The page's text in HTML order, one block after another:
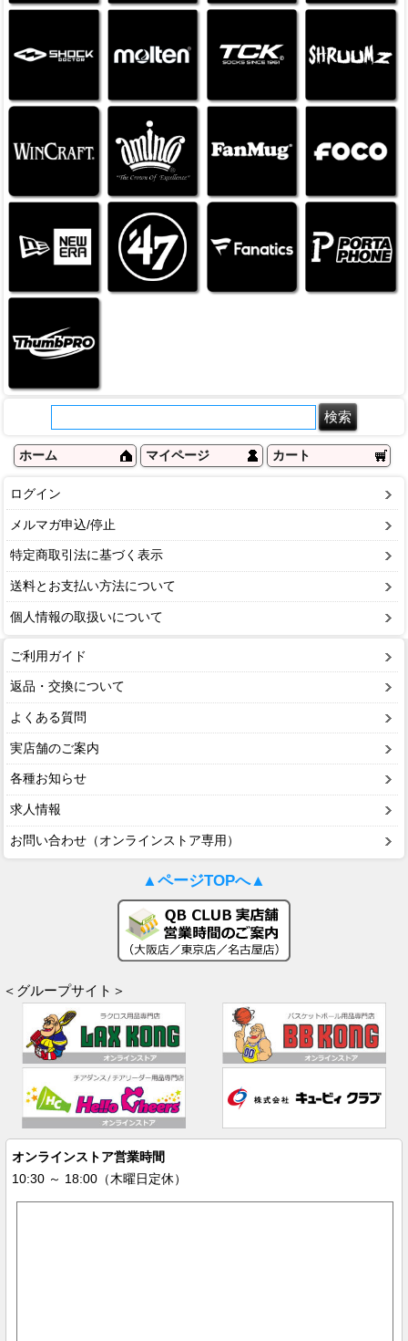
ホーム マイページ カート
ログイン
メルマガ申込/停止
特定商取引法に基づく表示
送料とお支払い方法について
個人情報の取扱いについて
ご利用ガイド
返品・交換について
よくある質問
実店舗のご案内
各種お知らせ
求人情報
お問い合わせ（オンラインストア専用）
▲ページTOPへ▲
＜グループサイト＞
オンラインストア営業時間
10:30 ～ 18:00（木曜日定休）